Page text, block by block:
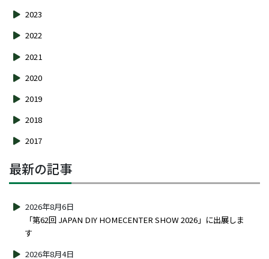
2023
2022
2021
2020
2019
2018
2017
最新の記事
「第62回 JAPAN DIY HOMECENTER SHOW 2026」に出展しま
す
2026年8月6日
2026年8月4日